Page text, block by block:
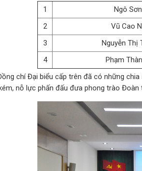
1
Ngô
2
Vũ Cao
3
Nguyễn Thị
4
Phạm
chí Đại biểu cấp trên đã có những
nỗ lực phấn đấu đưa phong trào Đoàn